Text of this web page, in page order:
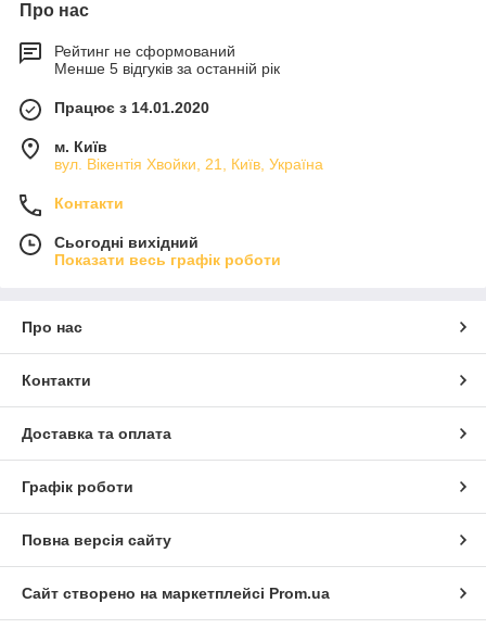
Про нас
Рейтинг не сформований
Менше 5 відгуків за останній рік
Працює з 14.01.2020
м. Київ
вул. Вікентія Хвойки, 21, Київ, Україна
Контакти
Сьогодні вихідний
Показати весь графік роботи
Про нас
Контакти
Доставка та оплата
Графік роботи
Повна версія сайту
Сайт створено на маркетплейсі Prom.ua